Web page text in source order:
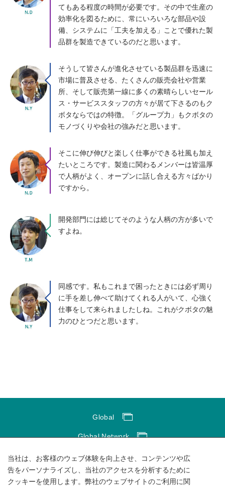
てもある程度の時間が必要です。その中で生産の
効率化を図るために、常にいろいろな部品や設
備、システムに「工夫を加える」ことで優れた製
品群を製造できているのだと思います。
そうして皆さんが進化させている製品群を迅速に
市場に普及させる、たくさんの販売会社や営業
所、そして販売第一線に多くの素晴らしいセール
ス・サービススタッフの方々が居て下さるのもク
ボタならではの特徴。「グループ力」もクボタの
モノづくりや会社の強みだと思います。
そこに伸び伸びと楽しく仕事ができる社風も加え
たいところです。製造に関わるメンバーは皆温厚
で人柄がよく、オープンに話し合える方々ばかり
ですから。
開発部門には総じてそのような人柄の方が多いで
すよね。
同感です。私もこれまで困ったときには必ず周り
に手を差し伸べて助けてくれる人がいて、心強く
仕事をして来られましたしね。これがクボタの魅
力のひとつだと思います。
Global
Global Network
サイトのご利用にあたって
ソーシャルメディアポリシー
当社は、お客様のウェブ体験を向上させ、コンテンツや広
告をパーソナライズし、当社のアクセスを分析するために
クッキーを使用します。弊社のウェブサイトのご利用に関